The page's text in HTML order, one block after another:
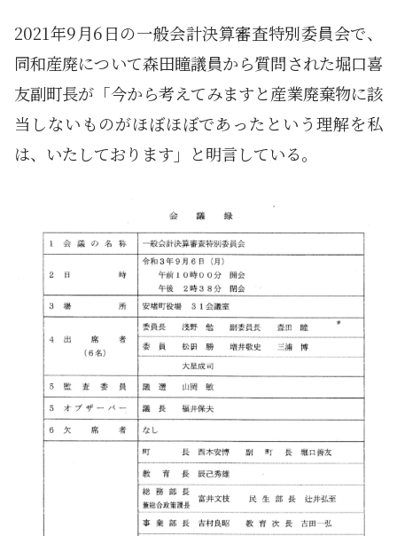
2021年9月6日の一般会計決算審査特別委員会で、
同和産廃について森田瞳議員から質問された堀口喜
友副町長が「今から考えてみますと産業廃棄物に該
当しないものがほぼほぼであったという理解を私
は、いたしております」と明言している。